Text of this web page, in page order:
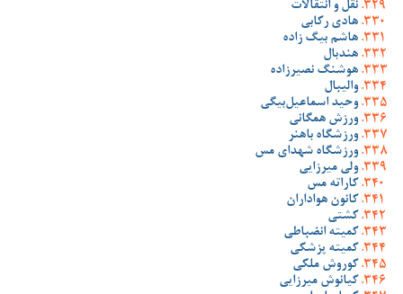
نقل و انتقالات
هادی رکابی
هاشم بیگ زاده
هندبال
هوشنگ نصیرزاده
والیبال
وحید اسماعیل‌بیگی
ورزش همگانی
ورزشگاه باهنر
ورزشگاه شهدای مس
ولی میرزایی
کاراته مس
کانون هواداران
کشتی
کمیته انضباطی
کمیته پزشکی
کوروش ملکی
کیانوش میرزایی